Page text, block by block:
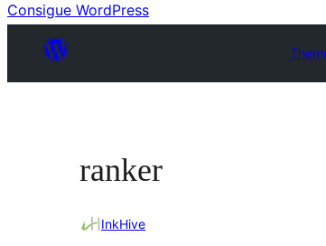
Consigue WordPress
ranker
InkHive